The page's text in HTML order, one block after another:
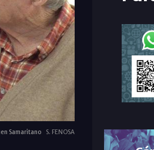
Samaritano S. FENOSA